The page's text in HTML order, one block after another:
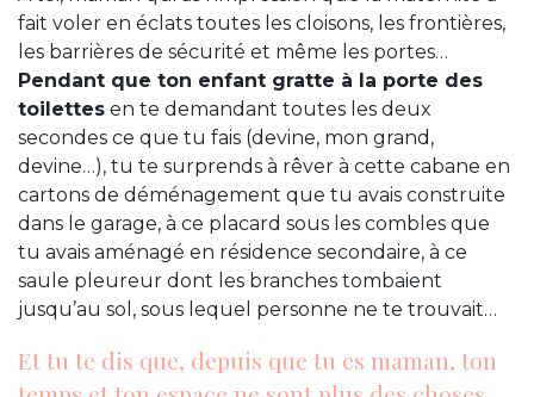
fait voler en éclats toutes les cloisons, les frontières,
les barrières de sécurité et même les portes…
Pendant que ton enfant gratte à la porte des
toilettes en te demandant toutes les deux
secondes ce que tu fais (devine, mon grand,
devine…), tu te surprends à rêver à cette cabane en
cartons de déménagement que tu avais construite
dans le garage, à ce placard sous les combles que
tu avais aménagé en résidence secondaire, à ce
saule pleureur dont les branches tombaient
jusqu’au sol, sous lequel personne ne te trouvait…
Et tu te dis que, depuis que tu es maman, ton